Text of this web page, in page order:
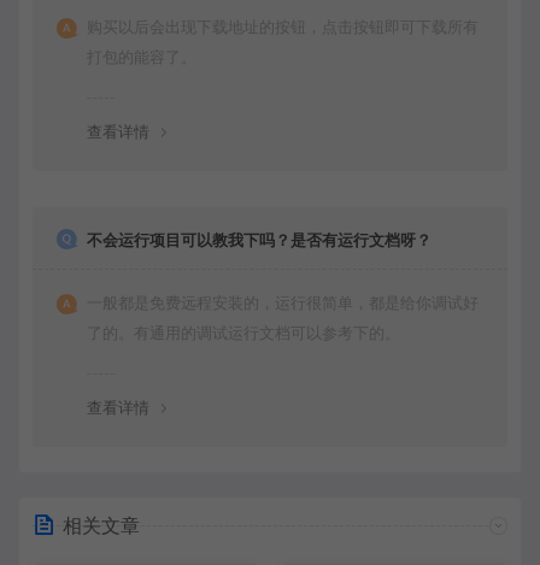
购买以后会出现下载地址的按钮，点击按钮即可下载所有
打包的能容了。
查看详情
不会运行项目可以教我下吗？是否有运行文档呀？
一般都是免费远程安装的，运行很简单，都是给你调试好
了的。有通用的调试运行文档可以参考下的。
查看详情
相关文章